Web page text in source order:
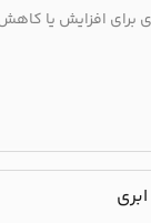
برای افزایش یا